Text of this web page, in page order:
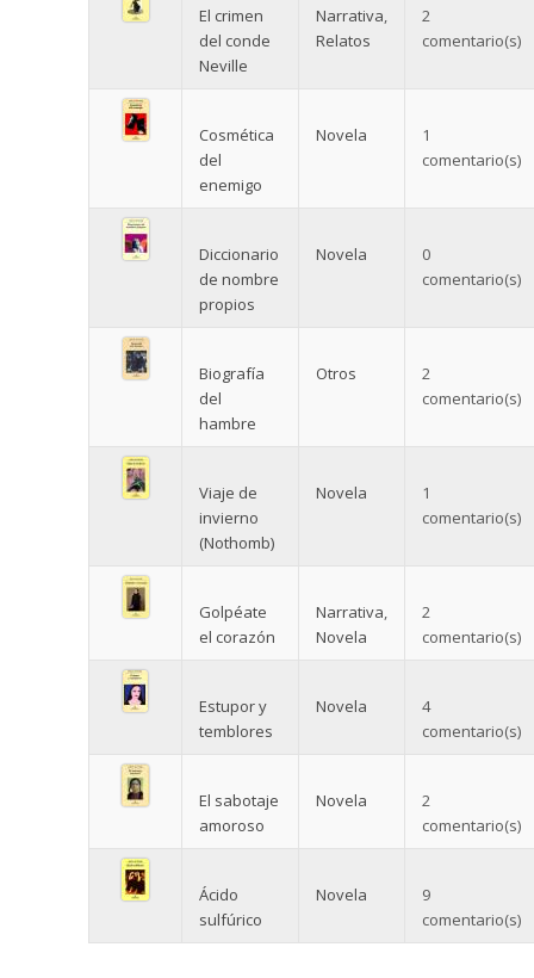
El crimen
del conde
Neville
Narrativa,
Relatos
2
comentario(s)
Cosmética
del
enemigo
Novela
1
comentario(s)
Diccionario
de nombre
propios
Novela
0
comentario(s)
Biografía
del
hambre
Otros
2
comentario(s)
Viaje de
invierno
(Nothomb)
Novela
1
comentario(s)
Golpéate
el corazón
Narrativa,
Novela
2
comentario(s)
Estupor y
temblores
Novela
4
comentario(s)
El sabotaje
amoroso
Novela
2
comentario(s)
Ácido
sulfúrico
Novela
9
comentario(s)